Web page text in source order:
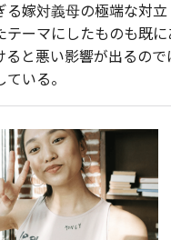
る嫁対義母の極端な対立
テーマにしたものも既に
ると悪い影響が出るので
いる。